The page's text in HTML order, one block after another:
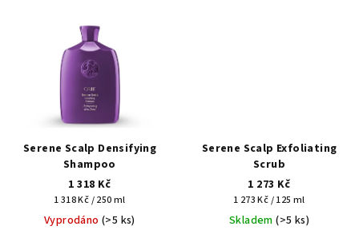
Serene Scalp Densifying
Shampoo
1 318 Kč
Měrná
cena:
1 318 Kč / 250 ml
Vyprodáno(>5 ks)
Serene Scalp Exfoliating
Scrub
1 273 Kč
Měrná
cena:
1 273 Kč / 125 ml
Skladem(>5 ks)